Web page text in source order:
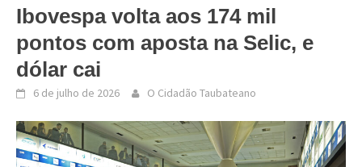
Ibovespa volta aos 174 mil
pontos com aposta na Selic, e
dólar cai
6 de julho de 2026 O Cidadão Taubateano